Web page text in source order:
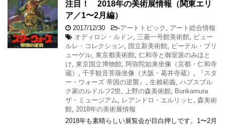
注目！ 2018年の美術展情報（関東エリ
ア／1〜2月編）
2017/12/30 -アートトピック
アート総合情報
オディロン・ルドン
三菱一号館美術館
ビュー
ルレ・コレクション
国立新美術館
ピーテル・ブリ
ューゲル 東京都美術館 仁和寺と御室派のみほと
け 東京国立博物館 阿弥陀如来坐像（京都・仁和寺
蔵）
千手観音菩薩坐像（大阪・葛井寺蔵）
『スタ
ー・ウォーズ 帝国の逆襲』
生賴範義 ハプスブル
ク家のルドルフ2世
上野の森美術館 Bunkamura
ザ・ミュージアム
レアンドロ・エルリッヒ
森美術
館 2018年の美術展情報
2018年も素晴らしい展覧会が目白押しです。1〜2月